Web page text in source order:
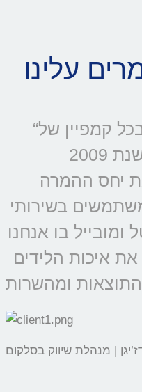
“מוצרי קולמי מוטמעים בכל קמפיין של
סלקום ונטוויז’ן, החל משנת 2009
יחס ההמרה
בשירותי
ומובייל בו אנחנו
איכות הלידים
| מנהלת שיווק בסלקום